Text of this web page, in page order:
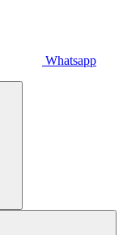
Whatsapp